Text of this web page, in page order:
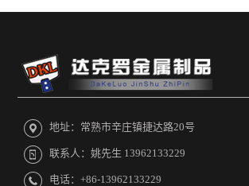
地址：常熟市辛庄镇捷达路20号
联系人：姚先生 13962133229
电话：+86-13962133229